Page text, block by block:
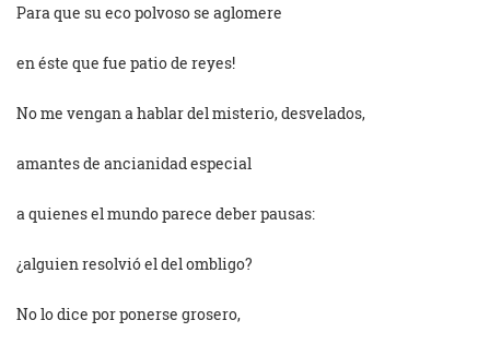
Para que su eco polvoso se aglomere
en éste que fue patio de reyes!
No me vengan a hablar del misterio, desvelados,
amantes de ancianidad especial
a quienes el mundo parece deber pausas:
¿alguien resolvió el del ombligo?
No lo dice por ponerse grosero,